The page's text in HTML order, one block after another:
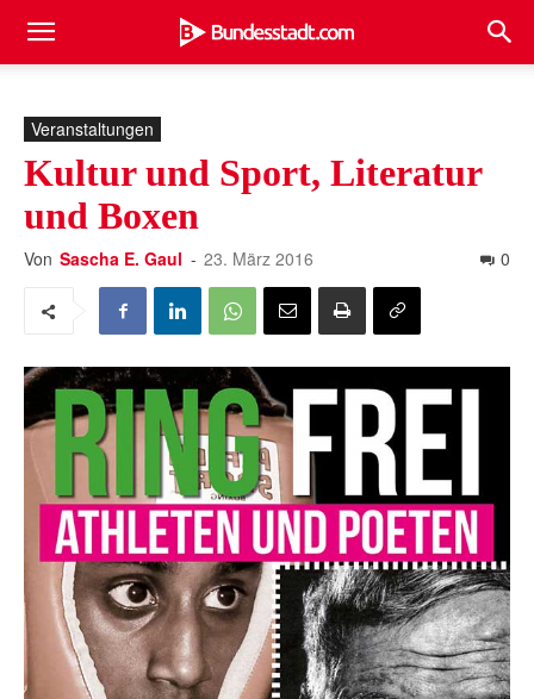
Veranstaltungen
Kultur und Sport, Literatur
und Boxen
Von Sascha E. Gaul - 23. März 2016 0